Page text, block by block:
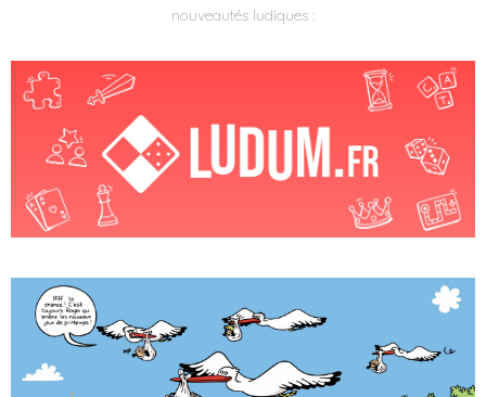
nouveautés ludiques :